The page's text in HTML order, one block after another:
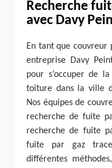
Recherche
avec Davy
En tant que couvreur
entreprise Davy
pour s’occuper de
toiture dans la ville
Nos équipes de
recherche de fuite
recherche de fuite
fuite par gaz
différentes